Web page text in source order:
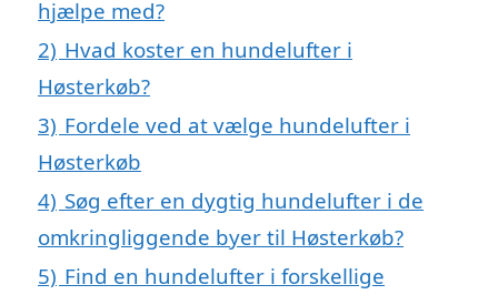
hjælpe med?
2) Hvad koster en hundelufter i
Høsterkøb?
3) Fordele ved at vælge hundelufter i
Høsterkøb
4) Søg efter en dygtig hundelufter i de
omkringliggende byer til Høsterkøb?
5) Find en hundelufter i forskellige